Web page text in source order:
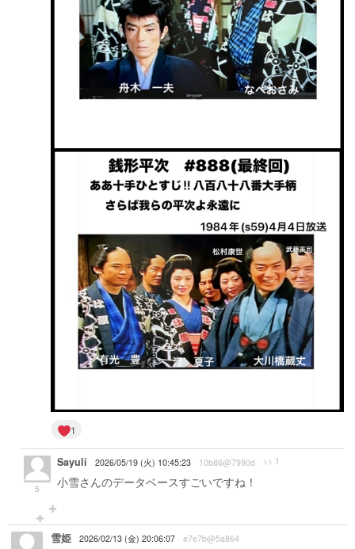
1
5
Sayuli 2026/05/19 (火) 10:45:23 10b86@7990d >> 1
小雪さんのデータベースすごいですね！
雪姫 2026/02/13 (金) 20:06:07 e7e7b@5a864